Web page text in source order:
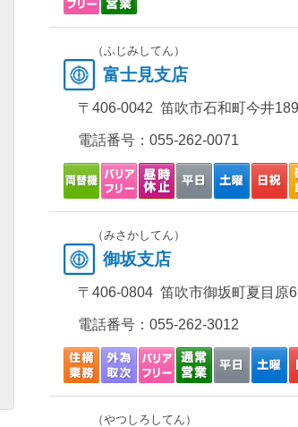
（ふじみしてん）
富士見支店
〒406-0042 笛吹市石和町今井
電話番号： 055-262-0071
（みさかしてん）
御坂支店
〒406-0804 笛吹市御坂町夏目原
電話番号： 055-262-3012
（やつしろしてん）